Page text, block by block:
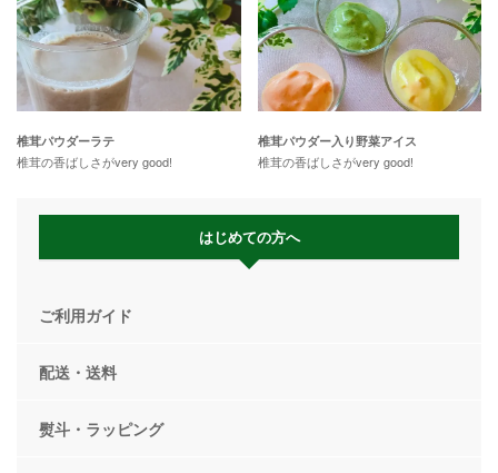
椎茸パウダーラテ
椎茸の香ばしさがvery good!
椎茸パウダー入り野菜アイス
椎茸の香ばしさがvery good!
はじめての方へ
ご利用ガイド
配送・送料
熨斗・ラッピング